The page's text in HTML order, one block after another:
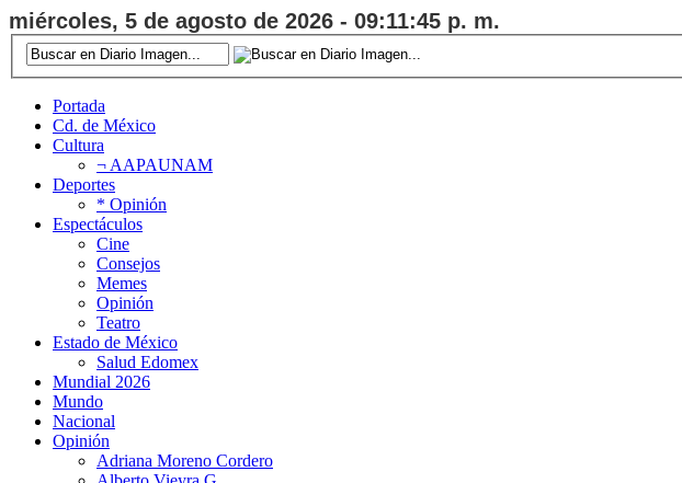
miércoles, 5 de agosto de 2026 - 09:11:46 p. m.
Portada
Cd. de México
Cultura
¬ AAPAUNAM
Deportes
* Opinión
Espectáculos
Cine
Consejos
Memes
Opinión
Teatro
Estado de México
Salud Edomex
Mundial 2026
Mundo
Nacional
Opinión
Adriana Moreno Cordero